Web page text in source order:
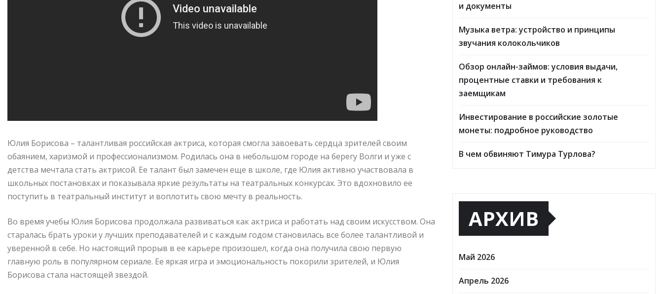
Юлия Борисова – талантливая российская актриса, которая смогла завоевать сердца зрителей своим
обаянием, харизмой и профессионализмом. Родилась она в небольшом городе на берегу Волги и уже с
детства мечтала стать актрисой. Ее талант был замечен еще в школе, где Юлия активно участвовала в
школьных постановках и показывала яркие результаты на театральных конкурсах. Это вдохновило ее
поступить в театральный институт и воплотить свою мечту в реальность.
Во время учебы Юлия Борисова продолжала развиваться как актриса и работать над своим искусством. Она
старалась брать уроки у лучших преподавателей и с каждым годом становилась все более талантливой и
уверенной в себе. Но настоящий прорыв в ее карьере произошел, когда она получила свою первую
главную роль в популярном сериале. Ее яркая игра и эмоциональность покорили зрителей, и Юлия
Борисова стала настоящей звездой.
и документы
Музыка ветра: устройство и принципы
звучания колокольчиков
Обзор онлайн-займов: условия выдачи,
процентные ставки и требования к
заемщикам
Инвестирование в российские золотые
монеты: подробное руководство
В чем обвиняют Тимура Турлова?
АРХИВ
Май 2026
Апрель 2026